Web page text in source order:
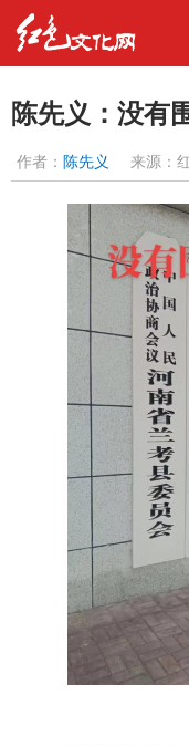
陈先义：没有
作者： 陈先义 来源：